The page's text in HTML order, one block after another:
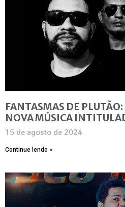
FANTASMAS DE
NOVA MÚSICA
15 de agosto de 2024
Continue lendo »